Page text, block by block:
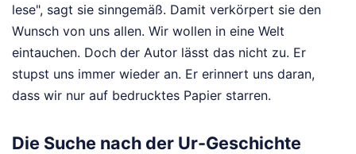
lese", sagt sie sinngemäß. Damit verkörpert sie den
Wunsch von uns allen. Wir wollen in eine Welt
eintauchen. Doch der Autor lässt das nicht zu. Er
stupst uns immer wieder an. Er erinnert uns daran,
dass wir nur auf bedrucktes Papier starren.
Die Suche nach der Ur-Geschichte